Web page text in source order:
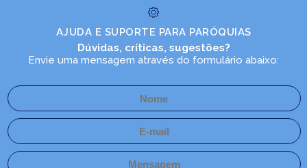
AJUDA E SUPORTE PARA PARÓQUIAS
Dúvidas, críticas, sugestões?
Envie uma mensagem através do formulário abaixo: